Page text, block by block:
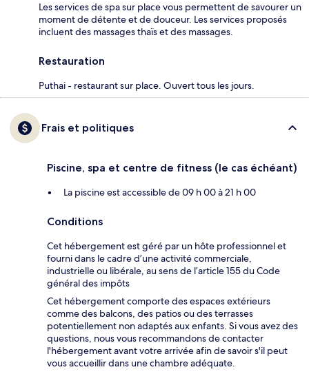
Les services de spa sur place vous permettent de savourer un
moment de détente et de douceur. Les services proposés
incluent des massages thaïs et des massages.
Restauration
Puthai - restaurant sur place. Ouvert tous les jours.
Frais et politiques
Piscine, spa et centre de fitness (le cas échéant)
La piscine est accessible de 09 h 00 à 21 h 00
Conditions
Cet hébergement est géré par un hôte professionnel et
fourni dans le cadre d’une activité commerciale,
industrielle ou libérale, au sens de l’article 155 du Code
général des impôts
Cet hébergement comporte des espaces extérieurs
comme des balcons, des patios ou des terrasses
potentiellement non adaptés aux enfants. Si vous avez des
questions, nous vous recommandons de contacter
l'hébergement avant votre arrivée afin de savoir s'il peut
vous accueillir dans une chambre adéquate.